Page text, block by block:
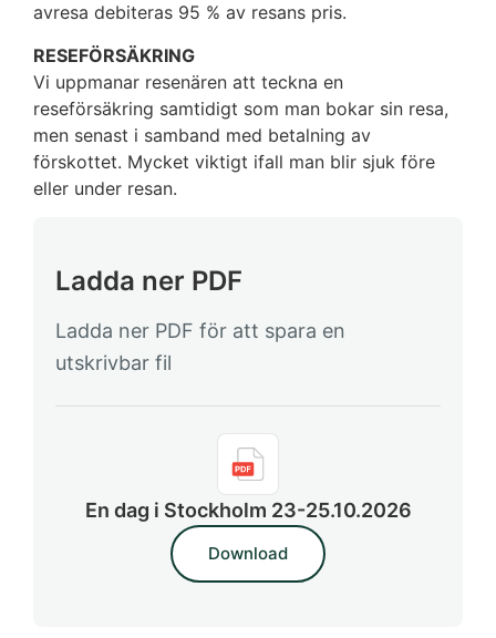
avresa debiteras 95 % av resans pris.
RESEFÖRSÄKRING
Vi uppmanar resenären att teckna en
reseförsäkring samtidigt som man bokar sin resa,
men senast i samband med betalning av
förskottet. Mycket viktigt ifall man blir sjuk före
eller under resan.
Ladda ner PDF
Ladda ner PDF för att spara en
utskrivbar fil
En dag i Stockholm 23-25.10.2026
Download